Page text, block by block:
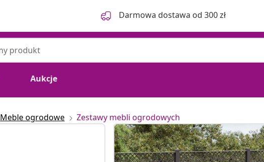
Darmowa dostawa od 300 zł
Aukcje
Meble ogrodowe Zestawy mebli ogrodowych